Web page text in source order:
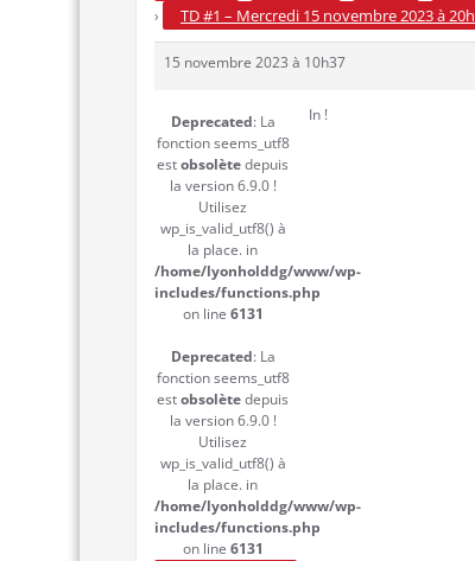
› TD #1 – Mercredi 15 novembre 2023 à 20h
15 novembre 2023 à 10h37
Deprecated: La
fonction seems_utf8
estobsolètedepuis
la version 6.9.0 !
Utilisez
wp_is_valid_utf8() à
la place. in
/home/lyonholddg/www/wp-
includes/functions.php
on line 6131
Deprecated: La
fonction seems_utf8
estobsolètedepuis
la version 6.9.0 !
Utilisez
wp_is_valid_utf8() à
la place. in
/home/lyonholddg/www/wp-
includes/functions.php
on line 6131
In !